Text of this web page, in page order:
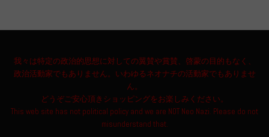
我々は特定の政治的思想に対しての翼賛や賞賛、啓蒙の目的もなく、
政治活動家でもありません。いわゆるネオナチの活動家でもありませ
ん。
どうぞご安心頂きショッピングをお楽しみください。
This web site has not political policy and we are NOT Neo Nazi. Please do not
misunderstand that.